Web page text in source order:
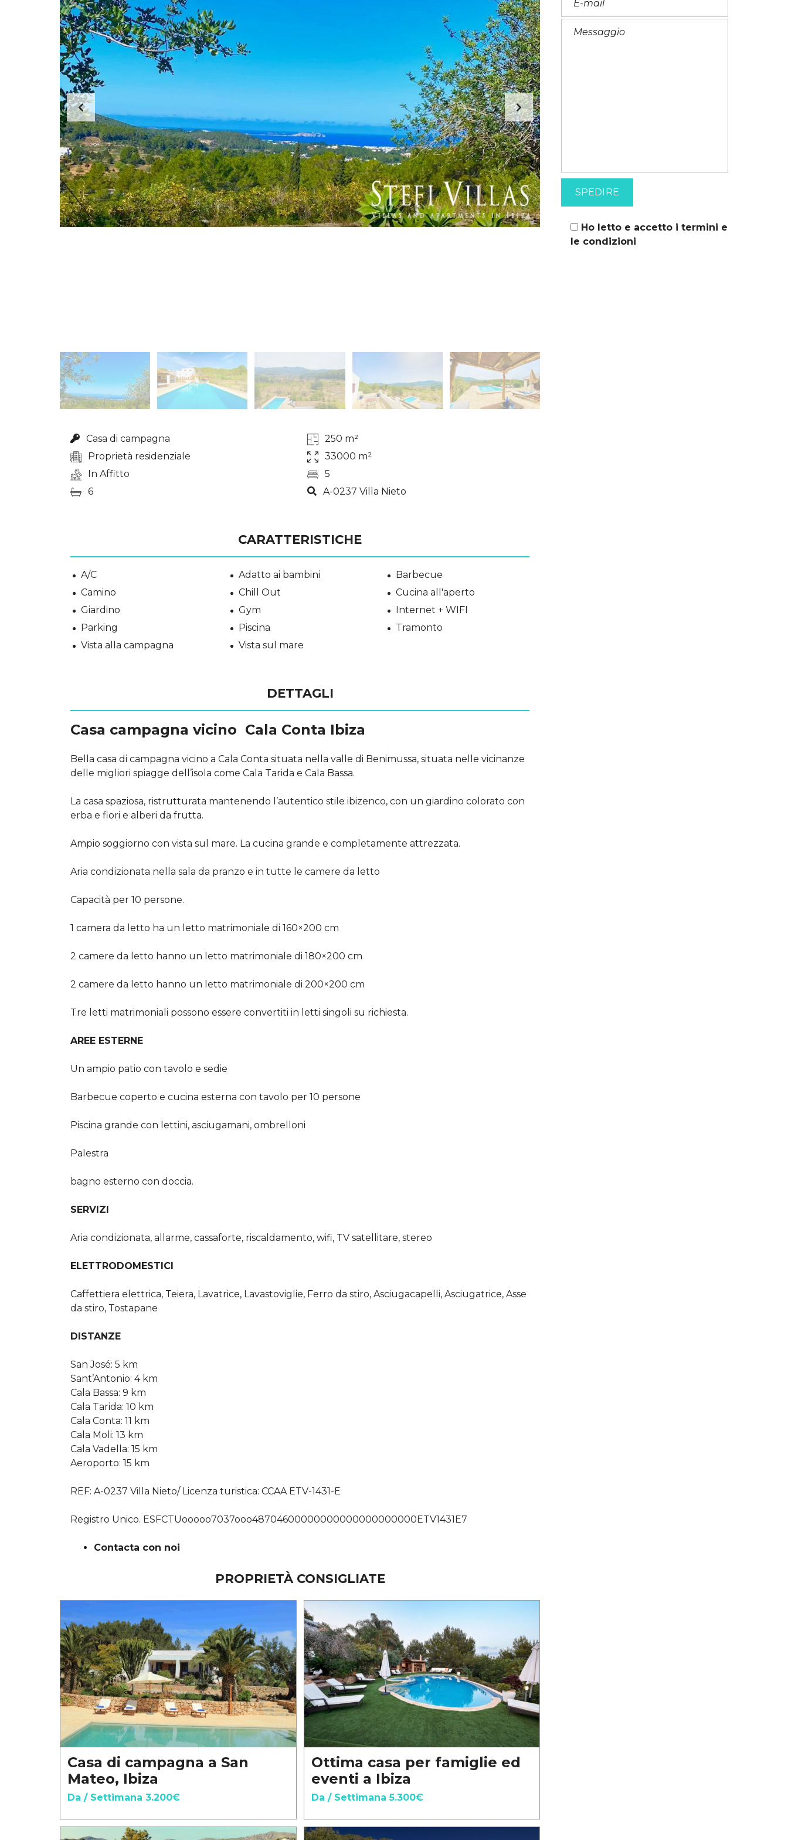
Casa di campagna
250 m²
Proprietà residenziale
33000 m²
In Affitto
5
6
A-0237 Villa Nieto
CARATTERISTICHE
A/C Adatto ai bambini
Barbecue
Camino
Chill Out
Cucina all'aperto
Giardino
Gym
Internet + WIFI
Parking
Piscina
Tramonto
Vista alla campagna
Vista sul mare
DETTAGLI
Casa campagna vicino Cala Conta Ibiza
Bella casa di campagna vicino a Cala Conta situata nella valle di Benimussa, situata nelle vicinanze
delle migliori spiagge dell’isola come Cala Tarida e Cala Bassa.
La casa spaziosa, ristrutturata mantenendo l’autentico stile ibizenco, con un giardino colorato con
erba e fiori e alberi da frutta.
Ampio soggiorno con vista sul mare. La cucina grande e completamente attrezzata.
Aria condizionata nella sala da pranzo e in tutte le camere da letto
Capacità per 10 persone.
1 camera da letto ha un letto matrimoniale di 160×200 cm
2 camere da letto hanno un letto matrimoniale di 180×200 cm
2 camere da letto hanno un letto matrimoniale di 200×200 cm
Tre letti matrimoniali possono essere convertiti in letti singoli su richiesta.
AREE ESTERNE
Un ampio patio con tavolo e sedie
Barbecue coperto e cucina esterna con tavolo per 10 persone
Piscina grande con lettini, asciugamani, ombrelloni
Palestra
bagno esterno con doccia.
SERVIZI
Aria condizionata, allarme, cassaforte, riscaldamento, wifi, TV satellitare, stereo
ELETTRODOMESTICI
Caffettiera elettrica, Teiera, Lavatrice, Lavastoviglie, Ferro da stiro, Asciugacapelli, Asciugatrice, Asse
da stiro, Tostapane
DISTANZE
San José: 5 km
Sant’Antonio: 4 km
Cala Bassa: 9 km
Cala Tarida: 10 km
Cala Conta: 11 km
Cala Moli: 13 km
Cala Vadella: 15 km
Aeroporto: 15 km
REF: A-0237 Villa Nieto/ Licenza turistica: CCAA ETV-1431-E
Registro Unico. ESFCTUooooo7037ooo48704600000000000000000000ETV1431E7
Contacta con noi
PROPRIETÀ CONSIGLIATE
Casa di campagna a San
Mateo, Ibiza
Da / Settimana 3.200€
Ottima casa per famiglie ed
eventi a Ibiza
Da / Settimana 5.300€
Ho letto e accetto i termini e
le condizioni